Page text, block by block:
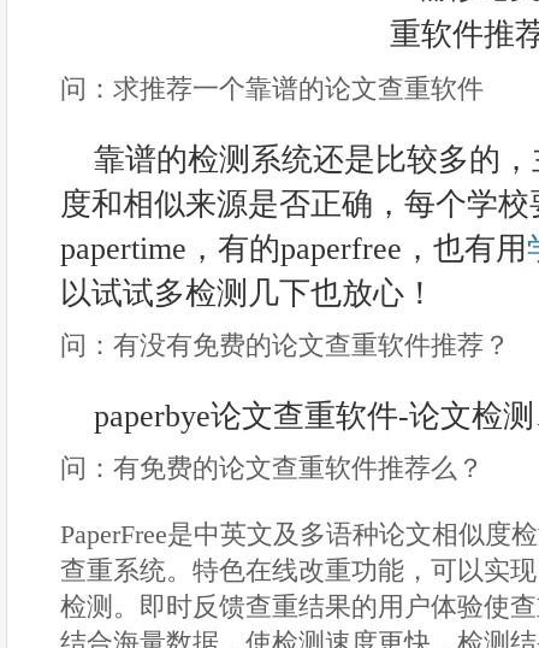
问：求推荐一个靠谱的论文查重软件
靠谱的检测系统还是比较多的
度和相似来源是否正确，每个学
papertime，有的paperfree，也有用
以试试多检测几下也放心！
问：有没有免费的论文查重软件推荐？
paperbye论文查重软件-论文检
问：有免费的论文查重软件推荐么？
PaperFree是中英文及多语种论文相似度
查重系统。特色在线改重功能，可以实
检测。即时反馈查重结果的用户体验使